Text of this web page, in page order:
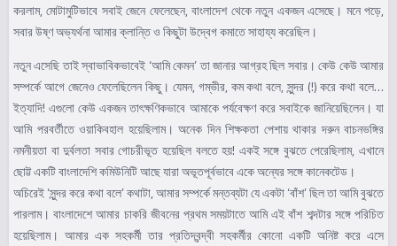
করলাম, মোটামুটিভাবে সবাই জেনে ফেলেছেন, বাংলাদেশ থেকে নতুন একজন এসেছে। মনে পড়ে,
সবার উষ্ণ অভ্যর্থনা আমার ক্লান্তি ও কিছুটা উদ্বেগ কমাতে সাহায্য করেছিল।
নতুন এসেছি তাই স্বাভাবিকভাবেই ‘আমি কেমন’ তা জানার আগ্রহ ছিল সবার। কেউ কেউ আমার
সম্পর্কে আগে জেনেও ফেলেছিলেন কিছু। যেমন, গম্ভীর, কম কথা বলে, সুন্দর (!) করে কথা বলে…
ইত্যাদি! এগুলো কেউ একজন তাৎক্ষণিকভাবে আমাকে পর্যবেক্ষণ করে সবাইকে জানিয়েছিলেন। যা
আমি পরবর্তীতে ওয়াকিবহাল হয়েছিলাম। অনেক দিন শিক্ষকতা পেশায় থাকার দরুন বাচনভঙ্গির
নমনীয়তা বা দুর্বলতা সবার গোচরীভূত হয়েছিল বলতে হয়! একই সঙ্গে বুঝতে পেরেছিলাম, এখানে
ছোট্ট একটি বাংলাদেশি কমিউনিটি আছে যারা অভূতপূর্বভাবে একে অন্যের সঙ্গে কানেকটেড।
অচিরেই ‘সুন্দর করে কথা বলে’ কথাটা, আমার সম্পর্কে মন্তব্যটা যে একটা ‘বাঁশ’ ছিল তা আমি বুঝতে
পারলাম। বাংলাদেশে আমার চাকরি জীবনের প্রথম সময়টাতে আমি এই বাঁশ শব্দটার সঙ্গে পরিচিত
হয়েছিলাম। আমার এক সহকর্মী তার প্রতিদ্বন্দ্বী সহকর্মীর কোনো একটি অনিষ্ট করে এসে